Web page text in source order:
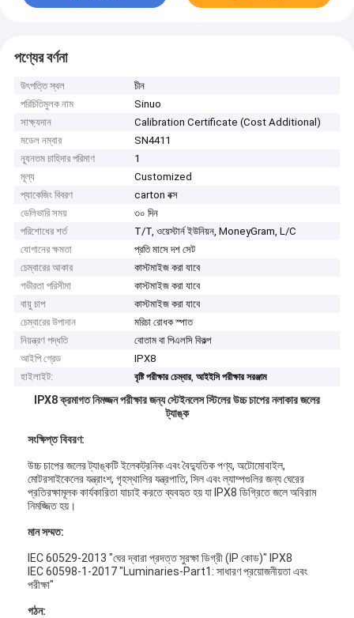
পণ্যের বর্ণনা
উৎপত্তি স্থল
চীন
পরিচিতিমুলক নাম
Sinuo
সাক্ষ্যদান
Calibration Certificate (Cost Additional)
মডেল নম্বার
SN4411
ন্যূনতম চাহিদার পরিমাণ
1
মূল্য
Customized
প্যাকেজিং বিবরণ
carton বক্স
ডেলিভারি সময়
৩০ দিন
পরিশোধের শর্ত
T/T, ওয়েস্টার্ন ইউনিয়ন, MoneyGram, L/C
যোগানের ক্ষমতা
প্রতি মাসে দশ সেট
চেম্বারের আকার
কাস্টমাইজ করা যাবে
গভীরতা পরিসীমা
কাস্টমাইজ করা যাবে
বায়ু চাপ
কাস্টমাইজ করা যাবে
চেম্বারের উপাদান
মরিচা রোধক স্পাত
নিয়ন্ত্রণ পদ্ধতি
বোতাম বা পিএলসি বিকল্প
আইপি গ্রেড
IPX8
হাইলাইট:
বৃষ্টি পরীক্ষার চেম্বার,আইইসি পরীক্ষার সরঞ্জাম
IPX8 ক্রমাগত নিমজ্জন পরীক্ষার জন্য স্টেইনলেস স্টিলের উচ্চ চাপের নলাকার জলের
ট্যাঙ্ক
সংক্ষিপ্ত বিবরণ:
উচ্চ চাপের জলের ট্যাঙ্কটি ইলেকট্রনিক এবং বৈদ্যুতিক পণ্য, অটোমোবাইল,
মোটরসাইকেলের যন্ত্রাংশ, গৃহস্থালির যন্ত্রপাতি, সিল এবং ল্যাম্পগুলির জন্য ঘেরের
প্রতিরক্ষামূলক কার্যকারিতা যাচাই করতে ব্যবহৃত হয় যা IPX8 ডিগ্রিতে জলে অবিরাম
নিমজ্জিত হয়।
মান সম্মত:
IEC 60529-2013 "ঘের দ্বারা প্রদত্ত সুরক্ষা ডিগ্রী (IP কোড)" IPX8
IEC 60598-1-2017 "Luminaries-Part1: সাধারণ প্রয়োজনীয়তা এবং
পরীক্ষা"
গঠন: